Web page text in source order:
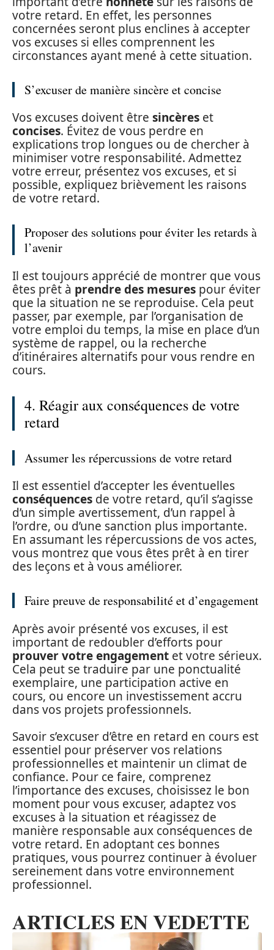
votre retard. En effet, les personnes
concernées seront plus enclines à accepter
vos excuses si elles comprennent les
circonstances ayant mené à cette situation.
S’excuser de manière sincère et concise
Vos excuses doivent être sincères et
concises. Évitez de vous perdre en
explications trop longues ou de chercher à
minimiser votre responsabilité. Admettez
votre erreur, présentez vos excuses, et si
possible, expliquez brièvement les raisons
de votre retard.
Proposer des solutions pour éviter les retards à
l’avenir
Il est toujours apprécié de montrer que vous
êtes prêt à prendre des mesures pour éviter
que la situation ne se reproduise. Cela peut
passer, par exemple, par l’organisation de
votre emploi du temps, la mise en place d’un
système de rappel, ou la recherche
d’itinéraires alternatifs pour vous rendre en
cours.
4. Réagir aux conséquences de votre
retard
Assumer les répercussions de votre retard
Il est essentiel d’accepter les éventuelles
conséquences de votre retard, qu’il s’agisse
d’un simple avertissement, d’un rappel à
l’ordre, ou d’une sanction plus importante.
En assumant les répercussions de vos actes,
vous montrez que vous êtes prêt à en tirer
des leçons et à vous améliorer.
Faire preuve de responsabilité et d’engagement
Après avoir présenté vos excuses, il est
important de redoubler d’efforts pour
prouver votre engagement et votre sérieux.
Cela peut se traduire par une ponctualité
exemplaire, une participation active en
cours, ou encore un investissement accru
dans vos projets professionnels.
Savoir s’excuser d’être en retard en cours est
essentiel pour préserver vos relations
professionnelles et maintenir un climat de
confiance. Pour ce faire, comprenez
l’importance des excuses, choisissez le bon
moment pour vous excuser, adaptez vos
excuses à la situation et réagissez de
manière responsable aux conséquences de
votre retard. En adoptant ces bonnes
pratiques, vous pourrez continuer à évoluer
sereinement dans votre environnement
professionnel.
ARTICLES EN VEDETTE